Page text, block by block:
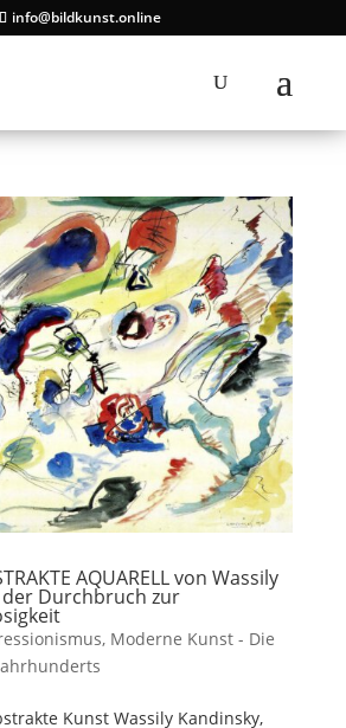
info@bildkunst.online
AQUARELL von Wassily
Durchbruch zur
, Moderne Kunst - Die
Kunst Wassily Kandinsky,